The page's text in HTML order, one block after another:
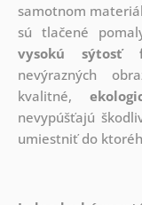
samotnom
sú tlačené
vysokú sýtosť
nevýrazných
kvalitné,
nevypúšťajú
umiestniť do